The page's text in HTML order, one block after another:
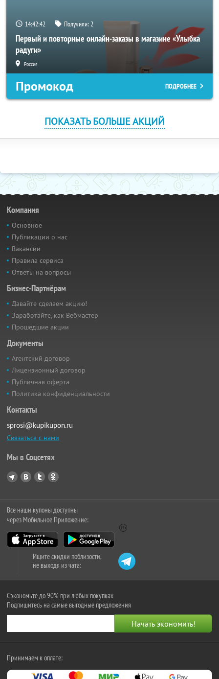
14:42:42 Получили:2
Первый и повторные онлайн-заказы в магазине «Улыбка
радуги»
Россия
Промокод ПОДРОБНЕЕ
ПОКАЗАТЬ БОЛЬШЕ АКЦИЙ
Компания
Основное
Публикации о нас
Вакансии
Правила сервиса
Ответы на вопросы
Бизнес-Партнёрам
Давайте сделаем акцию!
Заработайте, как Вебмастер
Прошедшие акции
Документы
Агентский договор
Лицензионный договор
Публичная оферта
Политика конфиденциальности
Контакты
sprosi@kupikupon.ru
Связаться с нами
Мы в Соцсетях
Все наши купоны доступны
через Мобильное Приложение:
Ищите скидки поблизости,
не выходя из чата:
Сэкономьте до 90% при любых покупках
Подпишитесь на самые выгодные предложения
Принимаем к оплате: